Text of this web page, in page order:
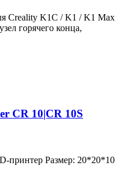
Creality K1C / K1 / K1 Max
горячего конца,
CR 10|CR 10S
принтер Размер: 20*20*10